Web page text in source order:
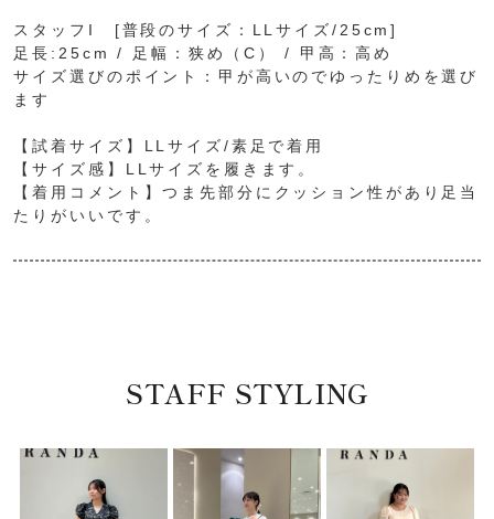
スタッフI [普段のサイズ：LLサイズ/25cm]
足長:25cm / 足幅：狭め（C） / 甲高：高め
サイズ選びのポイント：甲が高いのでゆったりめを選び
ます
【試着サイズ】LLサイズ/素足で着用
【サイズ感】LLサイズを履きます。
【着用コメント】つま先部分にクッション性があり足当
たりがいいです。
STAFF STYLING